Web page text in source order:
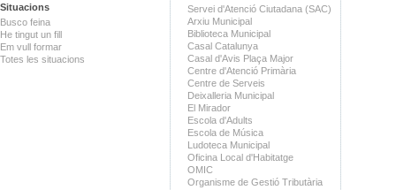
Situacions
Busco feina
He tingut un fill
Em vull formar
Totes les situacions
Servei d'Atenció Ciutadana (SAC)
Arxiu Municipal
Biblioteca Municipal
Casal Catalunya
Casal d'Avis Plaça Major
Centre d'Atenció Primària
Centre de Serveis
Deixalleria Municipal
El Mirador
Escola d'Adults
Escola de Música
Ludoteca Municipal
Oficina Local d'Habitatge
OMIC
Organisme de Gestió Tributària